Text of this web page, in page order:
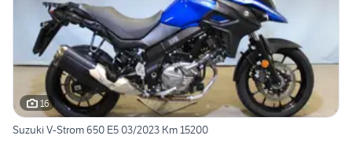
16
Suzuki V-Strom 650 E5 03/2023 Km 15200